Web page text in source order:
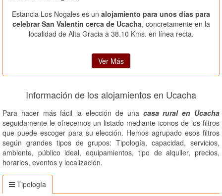
Estancia Los Nogales es un alojamiento para unos días para
celebrar San Valentín cerca de Ucacha, concretamente en la
localidad de Alta Gracia a 38.10 Kms. en línea recta.
Ver Más
Información de los alojamientos en Ucacha
Para hacer más fácil la elección de una casa rural en Ucacha
seguidamente le ofrecemos un listado mediante iconos de los filtros
que puede escoger para su elección. Hemos agrupado esos filtros
según grandes tipos de grupos: Tipología, capacidad, servicios,
ambiente, público ideal, equipamientos, tipo de alquiler, precios,
horarios, eventos y localización.
Tipología